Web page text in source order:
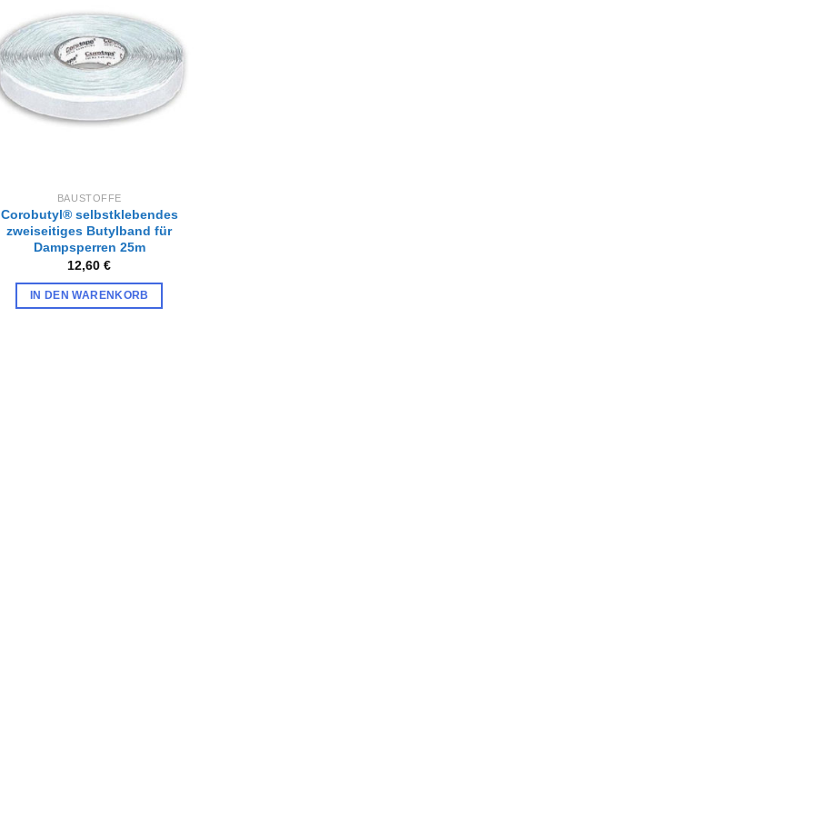
Wunschliste
hinzufügen
BAUSTOFFE
Corobutyl® selbstklebendes
zweiseitiges Butylband für
Dampsperren 25m
12,60€
IN DEN WARENKORB